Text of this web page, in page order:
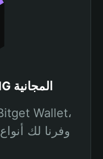
اربح توزيعات PAINTING المجانية
وفرنا لك